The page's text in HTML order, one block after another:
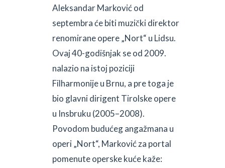
Aleksandar Marković od
septembra će biti muzički direktor
renomirane opere „Nort“ u Lidsu.
Ovaj 40-godišnjak se od 2009.
nalazio na istoj poziciji
Filharmonije u Brnu, a pre toga je
bio glavni dirigent Tirolske opere
u Insbruku (2005–2008).
Povodom budućeg angažmana u
operi „Nort“, Marković za portal
pomenute operske kuće kaže: